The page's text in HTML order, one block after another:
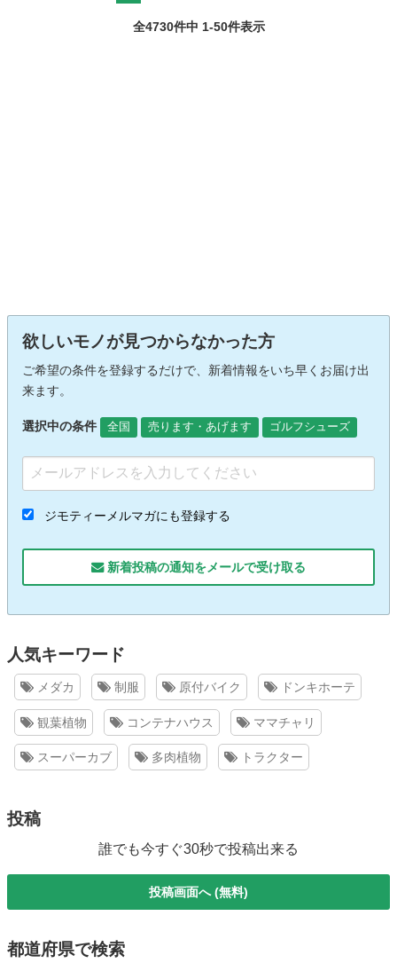
全4730件中 1-50件表示
欲しいモノが見つからなかった方
ご希望の条件を登録するだけで、新着情報をいち早くお届け出
来ます。
選択中の条件 全国 売ります・あげます ゴルフシューズ
ジモティーメルマガにも登録する
新着投稿の通知をメールで受け取る
人気キーワード
メダカ 制服 原付バイク ドンキホーテ
観葉植物 コンテナハウス ママチャリ
スーパーカブ 多肉植物 トラクター
投稿
誰でも今すぐ30秒で投稿出来る
投稿画面へ (無料)
都道府県で検索